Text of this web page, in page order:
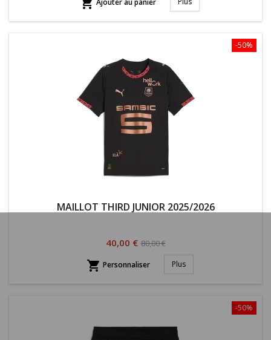
 Ajouter au panier
-50%
MAILLOT THIRD JUNIOR 2025/2026
Prix
40,00 € Prix
habituel
80,00 €
 Personnaliser Plus
-50%